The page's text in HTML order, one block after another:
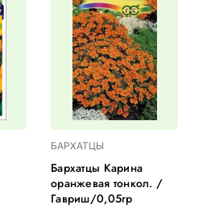
БАРХАТЦЫ
Бархатцы Карина
оранжевая тонкол. /
Гавриш/0,05гр